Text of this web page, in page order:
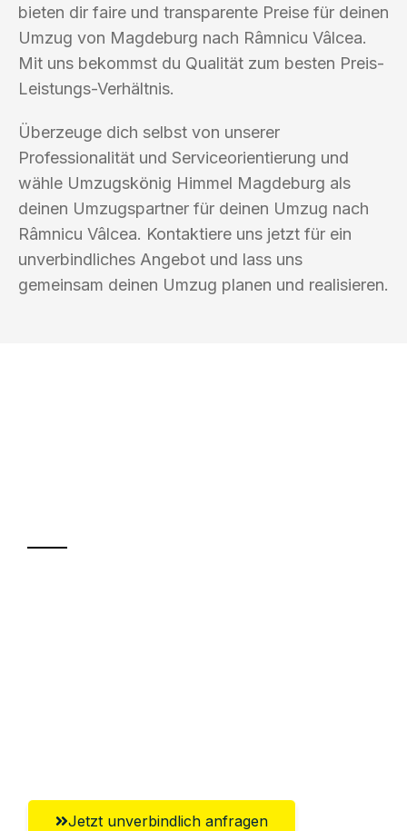
bieten dir faire und transparente Preise für deinen
Umzug von Magdeburg nach Râmnicu Vâlcea.
Mit uns bekommst du Qualität zum besten Preis-
Leistungs-Verhältnis.
Überzeuge dich selbst von unserer
Professionalität und Serviceorientierung und
wähle Umzugskönig Himmel Magdeburg als
deinen Umzugspartner für deinen Umzug nach
Râmnicu Vâlcea. Kontaktiere uns jetzt für ein
unverbindliches Angebot und lass uns
gemeinsam deinen Umzug planen und realisieren.
Jetzt unverbindlich anfragen